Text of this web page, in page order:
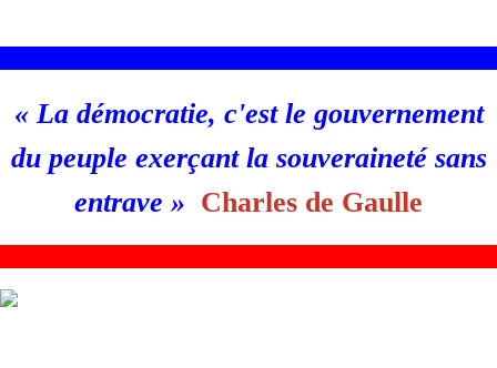
«La démocratie, c'est le gouvernement
du peuple exerçant la souveraineté sans
entrave » Charles de Gaulle